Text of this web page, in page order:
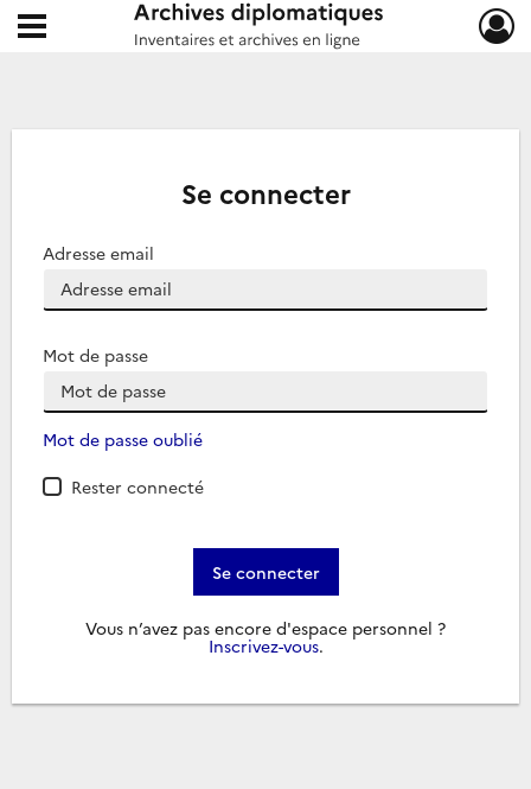
Archives diplomatiques
Ouvrir le menu déroulant
Se connecter
Adresse email
Mot de passe
Mot de passe oublié
Rester connecté
Se connecter
Vous n’avez pas encore d'espace personnel ?
Inscrivez-vous.